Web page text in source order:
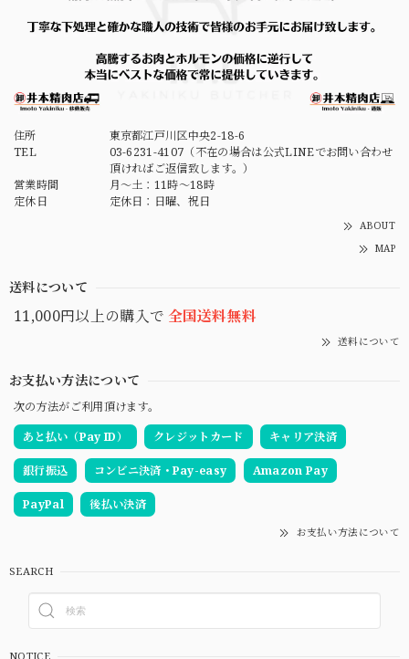
住所
東京都江戸川区中央2-18-6
TEL
03-6231-4107（不在の場合は公式LINEでお問い合わせ
頂ければご返信致します。）
営業時間
月～土：11時～18時
定休日
定休日：日曜、祝日
ABOUT
MAP
送料について
11,000円以上の購入で 全国送料無料
送料について
お支払い方法について
次の方法がご利用頂けます。
あと払い（Pay ID）
クレジットカード キャリア決済
銀行振込 コンビニ決済・Pay-easy Amazon Pay
PayPal 後払い決済
お支払い方法について
SEARCH
NOTICE